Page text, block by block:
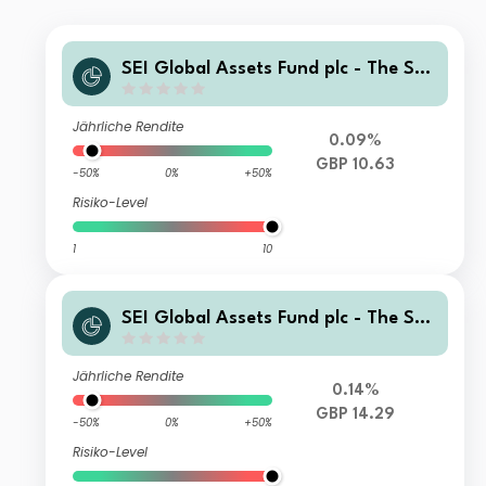
SEI Global Assets Fund plc - The SEI
tributing
Jährliche Rendite
-50% 0% +50%
Risiko-Level
1 10
0.09%
GBP 10.63
SEI Global Assets Fund plc - The SEI
Accumulating
Jährliche Rendite
-50% 0% +50%
Risiko-Level
0.14%
GBP 14.29